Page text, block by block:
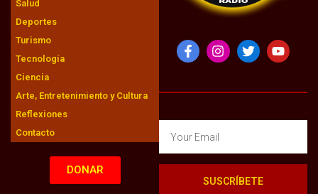
Salud
Deportes
Turismo
Tecnología
Ciencia
Arte, Entretenimiento y Cultura
Reflexiones
Contacto
DONAR
SUSCRÍBETE